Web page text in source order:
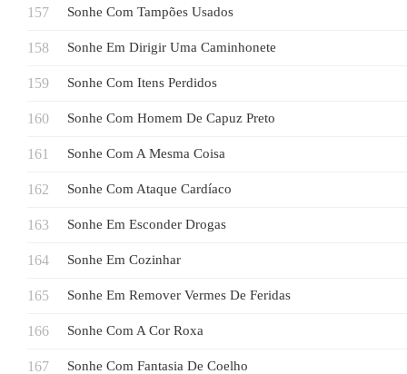
Sonhe Com Tampões Usados
Sonhe Em Dirigir Uma Caminhonete
Sonhe Com Itens Perdidos
Sonhe Com Homem De Capuz Preto
Sonhe Com A Mesma Coisa
Sonhe Com Ataque Cardíaco
Sonhe Em Esconder Drogas
Sonhe Em Cozinhar
Sonhe Em Remover Vermes De Feridas
Sonhe Com A Cor Roxa
Sonhe Com Fantasia De Coelho